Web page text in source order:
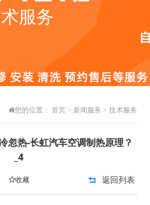
服务
您的位置： 首页> 新闻服务 > 技术服务
忽热-长虹汽车空调制热原理？
_4
收藏 返回列表